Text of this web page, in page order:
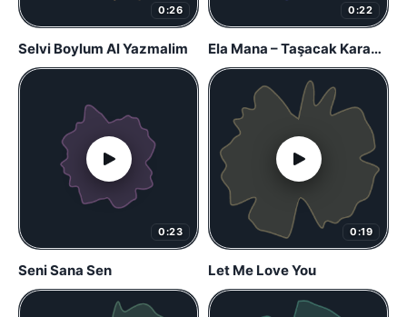
0:26
Selvi Boylum Al Yazmalim
0:22
Ela Mana – Taşacak Karadeniz
0:23
Seni Sana Sen
0:19
Let Me Love You